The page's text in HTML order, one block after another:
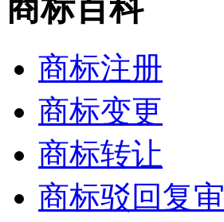
商标百科
商标注册
商标变更
商标转让
商标驳回复审